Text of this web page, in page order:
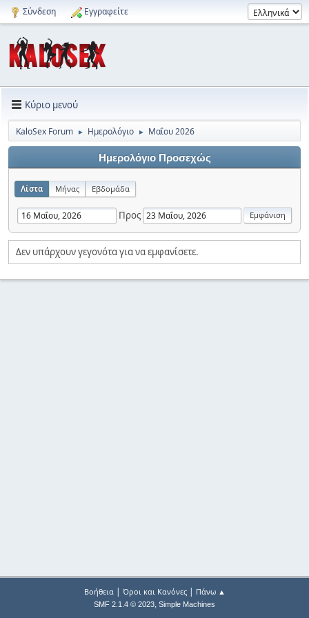
Σύνδεση Εγγραφείτε
Κύριο μενού
KaloSex Forum ► Ημερολόγιο ► Μαΐου 2026
Ημερολόγιο Προσεχώς
Λίστα Μήνας Εβδομάδα
Προς
Δεν υπάρχουν γεγονότα για να εμφανίσετε.
Βοήθεια| Όροι και Κανόνες| Πάνω ▲
SMF 2.1.4 © 2023, Simple Machines